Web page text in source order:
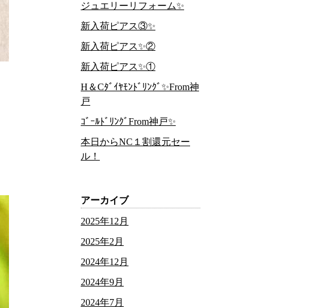
ジュエリーリフォーム✨
新入荷ピアス③✨
新入荷ピアス✨②
新入荷ピアス✨①
H＆Cﾀﾞｲﾔﾓﾝﾄﾞﾘﾝｸﾞ✨From神
戸
ｺﾞｰﾙﾄﾞﾘﾝｸﾞFrom神戸✨
本日からNC１割還元セー
ル！
アーカイブ
2025年12月
2025年2月
2024年12月
2024年9月
2024年7月